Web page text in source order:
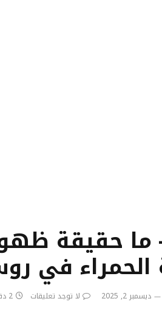
ما حقيقة
الحمراء في
ديسمبر 2, 2025 لا توجد تعليقات 2 دقائق